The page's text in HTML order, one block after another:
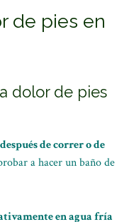
de pies en
dolor de pies
después de correr o de
a hacer un baño de
en agua fría